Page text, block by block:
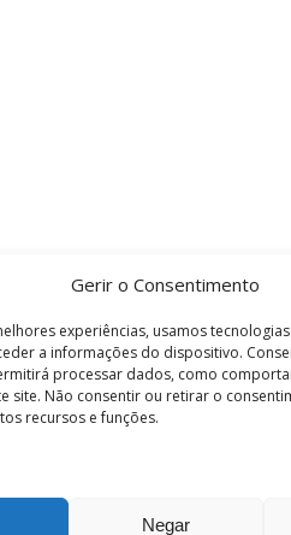
Gerir o Consentimento
experiências, usamos
a informações do dispositivo.
processar dados, como
site. Não consentir ou retirar o
recursos e funções.
Negar
. Todos os direitos